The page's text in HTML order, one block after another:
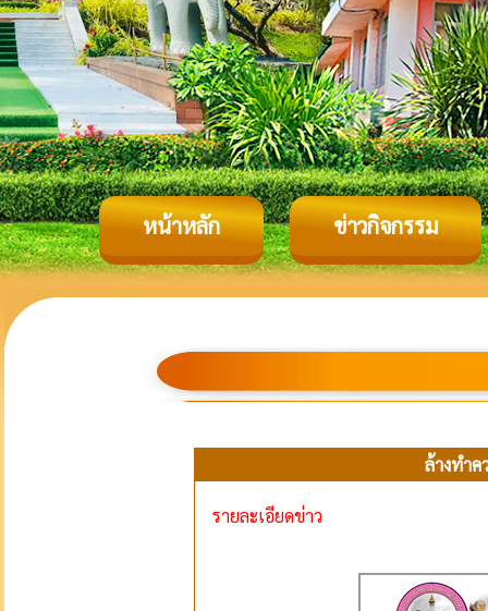
หน้าหลัก ข่าวกิจกรรม
ล้างทำค
รายละเอียดข่าว